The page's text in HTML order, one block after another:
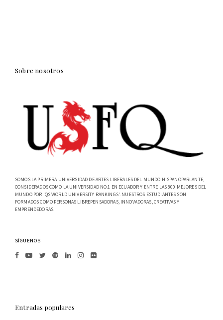
Sobre nosotros
SOMOS LA PRIMERA UNIVERSIDAD DE ARTES LIBERALES DEL MUNDO HISPANOPARLANTE,
CONSIDERADOS COMO LA UNIVERSIDAD NO.1 EN ECUADOR Y ENTRE LAS 800 MEJORES DEL
MUNDO POR 'QS WORLD UNIVERSITY RANKINGS'. NUESTROS ESTUDIANTES SON
FORMADOS COMO PERSONAS LIBREPENSADORAS, INNOVADORAS, CREATIVAS Y
EMPRENDEDORAS.
SÍGUENOS
Entradas populares